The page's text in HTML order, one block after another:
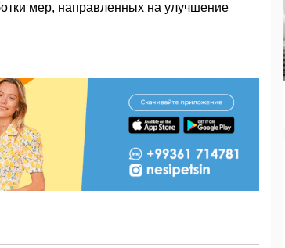
мер, направленных на улучшение